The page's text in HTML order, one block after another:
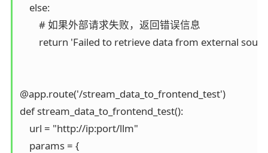
    else:
        # 如果外部请求失败，返回错误信息
return 'Failed to retrieve data from external
@app.route('/stream_data_to_frontend_test')
def stream_data_to_frontend_test():
    url = "http://ip:port/llm"
    params = {